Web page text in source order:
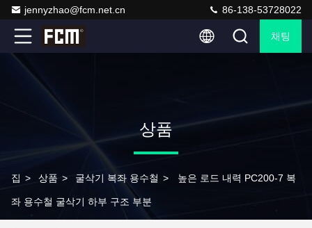
jennyzhao@fcm.net.cn 86-138-53728022
채팅
상품
집 > 상품 > 굴삭기 복좌 용수철 > 높은 로드 내력 PC200-7 복
좌 용수철 굴삭기 하부 구조 부분